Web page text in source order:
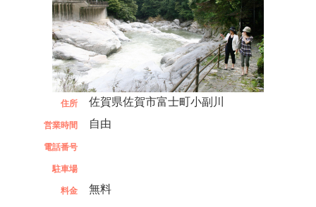
住所 佐賀県佐賀市富士町小副川
営業時間 自由
電話番号
駐車場
料金 無料